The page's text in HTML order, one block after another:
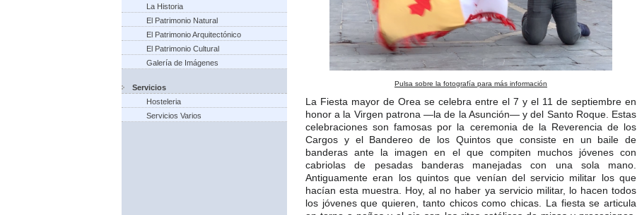
La Historia
El Patrimonio Natural
El Patrimonio Arquitectónico
El Patrimonio Cultural
Galería de Imágenes
Servicios
Hosteleria
Servicios Varios
Pulsa sobre la fotografía para más información
La Fiesta mayor de Orea se celebra entre el 7 y el 11 de septiembre en
honor a la Virgen patrona —la de la Asunción— y del Santo Roque. Estas
celebraciones son famosas por la ceremonia de la Reverencia de los
Cargos y el Bandereo de los Quintos que consiste en un baile de
banderas ante la imagen en el que compiten muchos jóvenes con
cabriolas de pesadas banderas manejadas con una sola mano.
Antiguamente eran los quintos que venían del servicio militar los que
hacían esta muestra. Hoy, al no haber ya servicio militar, lo hacen todos
los jóvenes que quieren, tanto chicos como chicas. La fiesta se articula